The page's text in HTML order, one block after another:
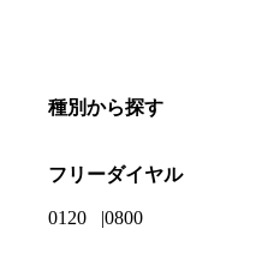
種別から探す
フリーダイヤル
0120 0800